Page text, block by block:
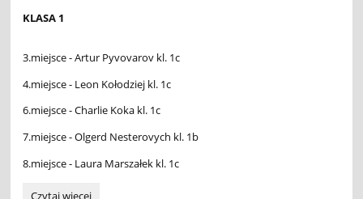
KLASA 1
3.miejsce - Artur Pyvovarov kl. 1c
4.miejsce - Leon Kołodziej kl. 1c
6.miejsce - Charlie Koka kl. 1c
7.miejsce - Olgerd Nesterovych kl. 1b
8.miejsce - Laura Marszałek kl. 1c
Ogólnopolski
Czytaj więcej